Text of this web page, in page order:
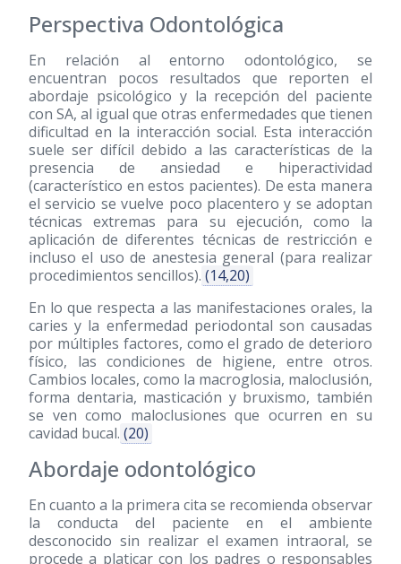
Perspectiva Odontológica
En relación al entorno odontológico, se
encuentran pocos resultados que reporten el
abordaje psicológico y la recepción del paciente
con SA, al igual que otras enfermedades que tienen
dificultad en la interacción social. Esta interacción
suele ser difícil debido a las características de la
presencia de ansiedad e hiperactividad
(característico en estos pacientes). De esta manera
el servicio se vuelve poco placentero y se adoptan
técnicas extremas para su ejecución, como la
aplicación de diferentes técnicas de restricción e
incluso el uso de anestesia general (para realizar
procedimientos sencillos). (14,20)
En lo que respecta a las manifestaciones orales, la
caries y la enfermedad periodontal son causadas
por múltiples factores, como el grado de deterioro
físico, las condiciones de higiene, entre otros.
Cambios locales, como la macroglosia, maloclusión,
forma dentaria, masticación y bruxismo, también
se ven como maloclusiones que ocurren en su
cavidad bucal. (20)
Abordaje odontológico
En cuanto a la primera cita se recomienda observar
la conducta del paciente en el ambiente
desconocido sin realizar el examen intraoral, se
procede a platicar con los padres o responsables